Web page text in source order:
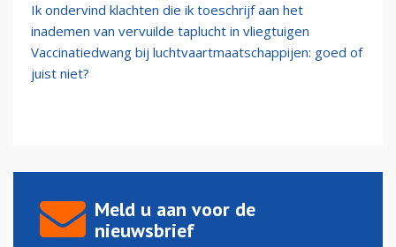
Ik ondervind klachten die ik toeschrijf aan het
inademen van vervuilde taplucht in vliegtuigen
Vaccinatiedwang bij luchtvaartmaatschappijen: goed of
juist niet?
Meld u aan voor de
nieuwsbrief